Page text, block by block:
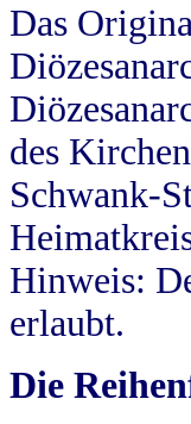
Das
des
Schwank-
Hinweis:
erlaubt.
Die